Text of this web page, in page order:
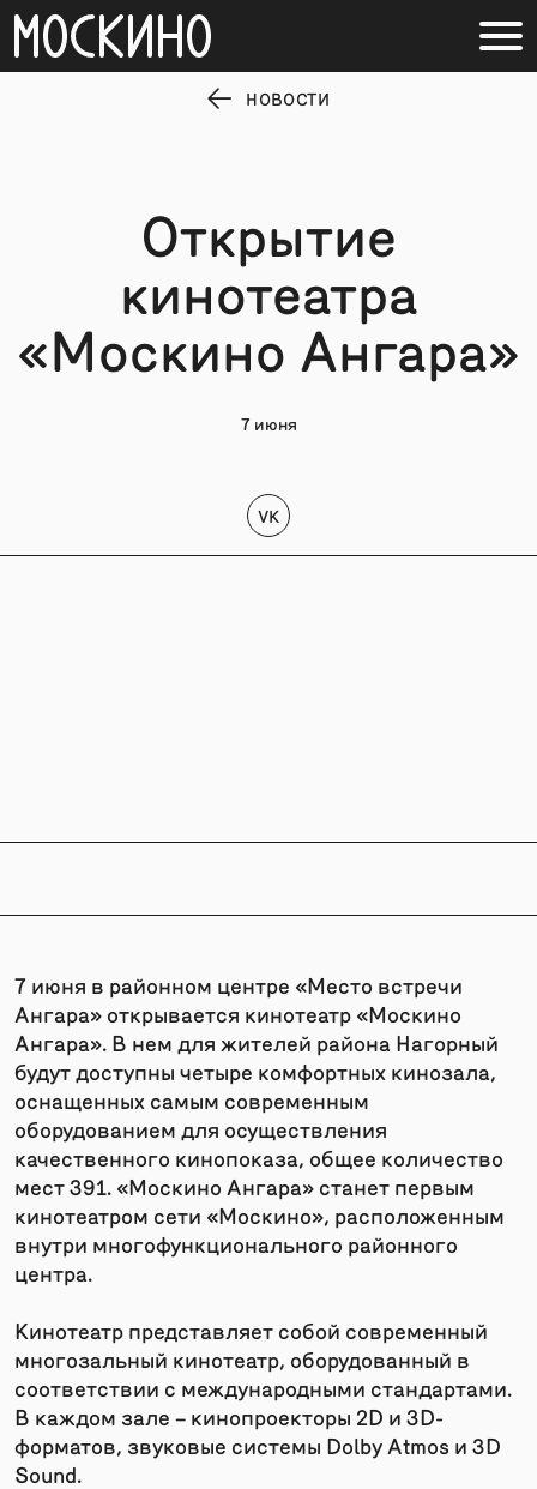
НОВОСТИ
Открытие
кинотеатра
«Москино Ангара»
7 июня
VK
7 июня в районном центре «Место встречи
Ангара» открывается кинотеатр «Москино
Ангара». В нем для жителей района Нагорный
будут доступны четыре комфортных кинозала,
оснащенных самым современным
оборудованием для осуществления
качественного кинопоказа, общее количество
мест 391. «Москино Ангара» станет первым
кинотеатром сети «Москино», расположенным
внутри многофункционального районного
центра.
Кинотеатр представляет собой современный
многозальный кинотеатр, оборудованный в
соответствии с международными стандартами.
В каждом зале – кинопроекторы 2D и 3D-
форматов, звуковые системы Dolby Atmos и 3D
Sound.